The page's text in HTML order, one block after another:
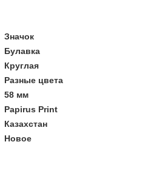
Значок
Булавка
Круглая
Разные цвета
58 мм
Papirus Print
Казахстан
Новое